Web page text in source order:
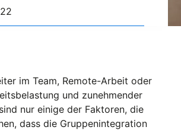
im Team, Remote-Arbeit oder
und zunehmender
nur einige der Faktoren, die
dass die Gruppenintegration